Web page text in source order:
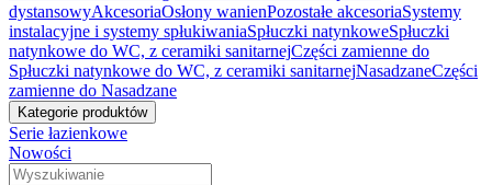
dystansowyAkcesoriaOsłony wanienPozostałe akcesoriaSystemy
instalacyjne i systemy spłukiwaniaSpłuczki natynkoweSpłuczki
natynkowe do WC, z ceramiki sanitarnejCzęści zamienne do
Spłuczki natynkowe do WC, z ceramiki sanitarnejNasadzaneCzęści
zamienne do Nasadzane
Kategorie produktów
Serie łazienkowe
Nowości